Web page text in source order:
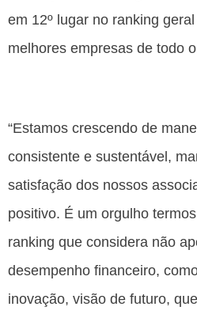
em 12º lugar no ranking
melhores empresas de todo
“Estamos crescendo de
consistente e sustentável,
satisfação dos nossos
positivo. É um orgulho
ranking que considera não
desempenho financeiro,
inovação, visão de futuro,